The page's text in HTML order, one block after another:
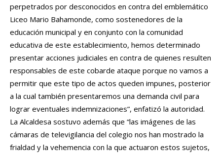
perpetrados por desconocidos en contra del emblemático
Liceo Mario Bahamonde, como sostenedores de la
educación municipal y en conjunto con la comunidad
educativa de este establecimiento, hemos determinado
presentar acciones judiciales en contra de quienes resulten
responsables de este cobarde ataque porque no vamos a
permitir que este tipo de actos queden impunes, posterior
a la cual también presentaremos una demanda civil para
lograr eventuales indemnizaciones”, enfatizó la autoridad.
La Alcaldesa sostuvo además que “las imágenes de las
cámaras de televigilancia del colegio nos han mostrado la
frialdad y la vehemencia con la que actuaron estos sujetos,